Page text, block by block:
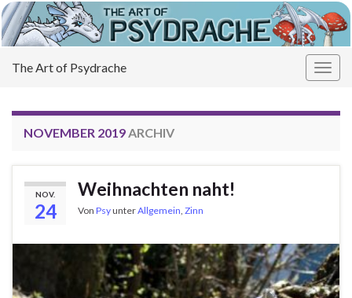
The Art of Psydrache
NOVEMBER 2019ARCHIV
NOV.
24
Weihnachten naht!
Von PsyunterAllgemein Zinn